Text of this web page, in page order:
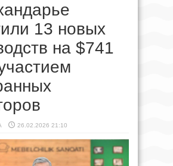
13 новых
на $741
26.02.2026 21:10